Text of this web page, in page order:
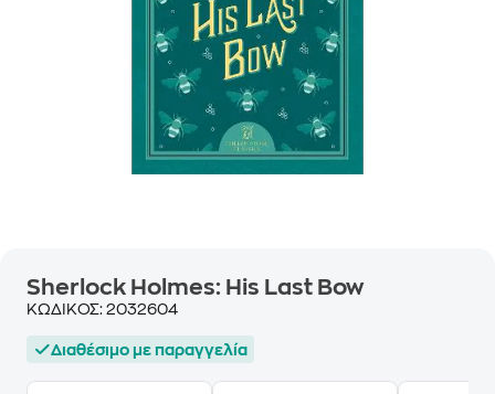
Sherlock Holmes: His Last Bow
ΚΩΔΙΚΟΣ: 2032604
Διαθέσιμο με παραγγελία